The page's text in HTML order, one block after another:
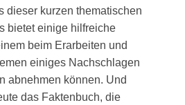
die­ser kur­zen the­ma­ti­schen
bie­tet eini­ge hilf­rei­che
beim Erar­bei­ten und
eini­ges Nach­schla­gen
abneh­men kön­nen. Und
das Fak­ten­buch, die